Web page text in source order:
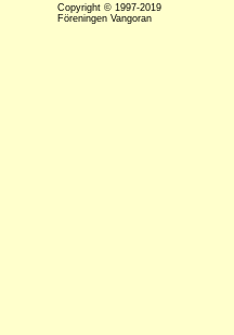
Copyright © 1997-2019
Föreningen Vangoran